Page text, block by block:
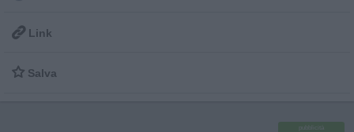
 Link
 Salva
pubblicità